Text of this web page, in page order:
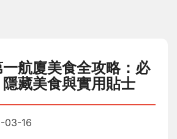
航廈美食全攻略：必
藏美食與實用貼士
03-16